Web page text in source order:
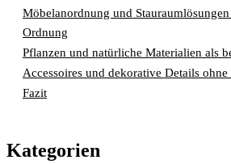
Möbelanordnung und
Ordnung
Pflanzen und natürliche Materialien als
Accessoires und dekorative Details
Fazit
Kategorien